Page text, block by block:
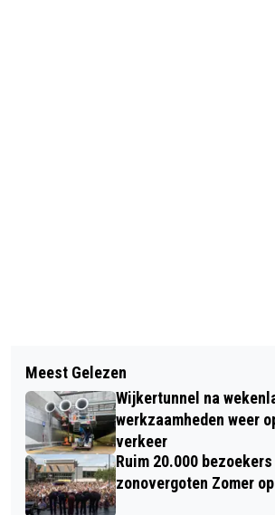
STEFFEN MORRISON EN
WERVELENDE SHOW IN
ALKMAAR HEEFT NAAST
MUSEUM NU OOK UNIEK
MUSEUM
Meest Gelezen
Wijkertunnel na
werkzaamheden weer
verkeer
Ruim 20.000
zonovergoten Zomer